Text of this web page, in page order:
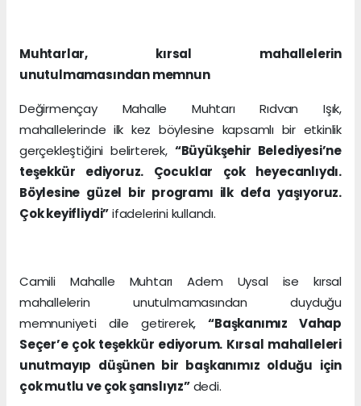
Muhtarlar, kırsal mahallelerin
unutulmamasından memnun
Değirmençay Mahalle Muhtarı Rıdvan Işık,
mahallelerinde ilk kez böylesine kapsamlı bir etkinlik
gerçekleştiğini belirterek, “Büyükşehir Belediyesi’ne
teşekkür ediyoruz. Çocuklar çok heyecanlıydı.
Böylesine güzel bir programı ilk defa yaşıyoruz.
Çok keyifliydi”ifadelerini kullandı.
Camili Mahalle Muhtarı Adem Uysal ise kırsal
mahallelerin unutulmamasından duyduğu
memnuniyeti dile getirerek,“Başkanımız Vahap
Seçer’e çok teşekkür ediyorum. Kırsal mahalleleri
unutmayıp düşünen bir başkanımız olduğu için
çok mutlu ve çok şanslıyız”dedi.